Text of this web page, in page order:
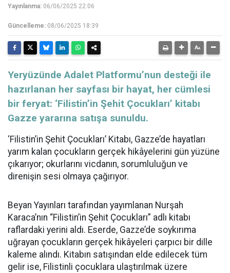
Yayınlanma: 06/06/2025 22:06
Güncelleme: 08/06/2025 18:39
Yeryüzünde Adalet Platformu’nun desteği ile
hazırlanan her sayfası bir hayat, her cümlesi
bir feryat: ‘Filistin’in Şehit Çocukları’ kitabı
Gazze yararına satışa sunuldu.
‘Filistin’in Şehit Çocukları’ Kitabı, Gazze’de hayatları
yarım kalan çocukların gerçek hikâyelerini gün yüzüne
çıkarıyor; okurlarını vicdanın, sorumluluğun ve
direnişin sesi olmaya çağırıyor.
Beyan Yayınları tarafından yayımlanan Nurşah
Karaca’nın “Filistin’in Şehit Çocukları” adlı kitabı
raflardaki yerini aldı. Eserde, Gazze’de soykırıma
uğrayan çocukların gerçek hikâyeleri çarpıcı bir dille
kaleme alındı. Kitabın satışından elde edilecek tüm
gelir ise, Filistinli çocuklara ulaştırılmak üzere